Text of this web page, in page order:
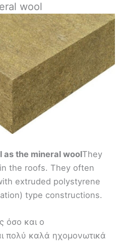
wool
as the mineral woolThey
the roofs. They often
extruded polystyrene
type constructions.
όσο και ο
πολύ καλά ηχομονωτικά